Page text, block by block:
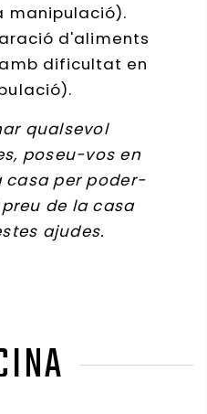
manipulació).
d'aliments
dificultat en
qualsevol
poseu-vos en
per poder-
de la casa
ajudes.